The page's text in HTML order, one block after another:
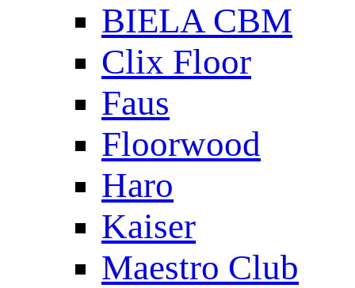
BIELA CBM
Clix Floor
Faus
Floorwood
Haro
Kaiser
Maestro Club